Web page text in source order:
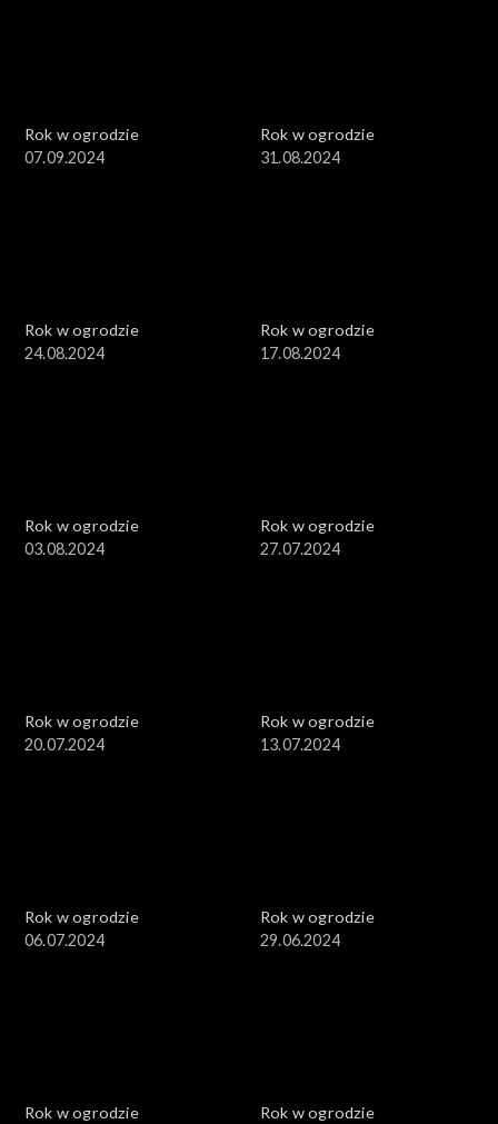
Rok w ogrodzie
07.09.2024
Rok w ogrodzie
31.08.2024
Rok w ogrodzie
24.08.2024
Rok w ogrodzie
17.08.2024
Rok w ogrodzie
03.08.2024
Rok w ogrodzie
27.07.2024
Rok w ogrodzie
20.07.2024
Rok w ogrodzie
13.07.2024
Rok w ogrodzie
06.07.2024
Rok w ogrodzie
29.06.2024
Rok w ogrodzie
Rok w ogrodzie